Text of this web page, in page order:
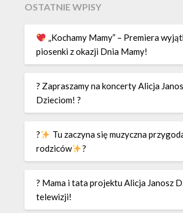
OSTATNIE WPISY
„Kochamy Mamy” – Premiera
piosenki z okazji Dnia Mamy!
? Zapraszamy na koncerty Alicja
Dzieciom! ?
?
Tu zaczyna się muzyczna
rodziców
?
? Mama i tata projektu Alicja Janosz
telewizji!